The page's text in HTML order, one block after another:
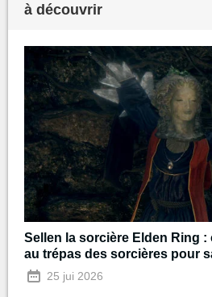
à découvrir
Sellen la sorcière Elden Ring :
au trépas des sorcières pour
25 jui 2026